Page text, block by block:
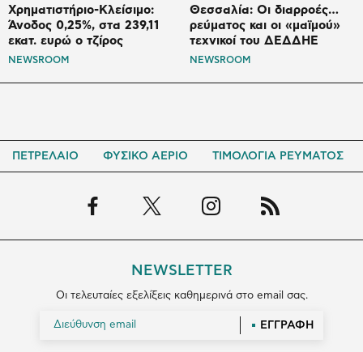
Χρηματιστήριο-Κλείσιμο:
Άνοδος 0,25%, στα 239,11
εκατ. ευρώ ο τζίρος
NEWSROOM
Θεσσαλία: Οι διαρροές…
ρεύματος και οι «μαϊμού»
τεχνικοί του ΔΕΔΔΗΕ
NEWSROOM
ΠΕΤΡΕΛΑΙΟ ΦΥΣΙΚΟ ΑΕΡΙΟ ΤΙΜΟΛΟΓΙΑ ΡΕΥΜΑΤΟΣ
NEWSLETTER
Οι τελευταίες εξελίξεις καθημερινά στο email σας.
ΕΓΓΡΑΦΗ